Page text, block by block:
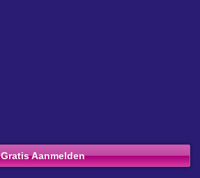
Gratis Aanmelden